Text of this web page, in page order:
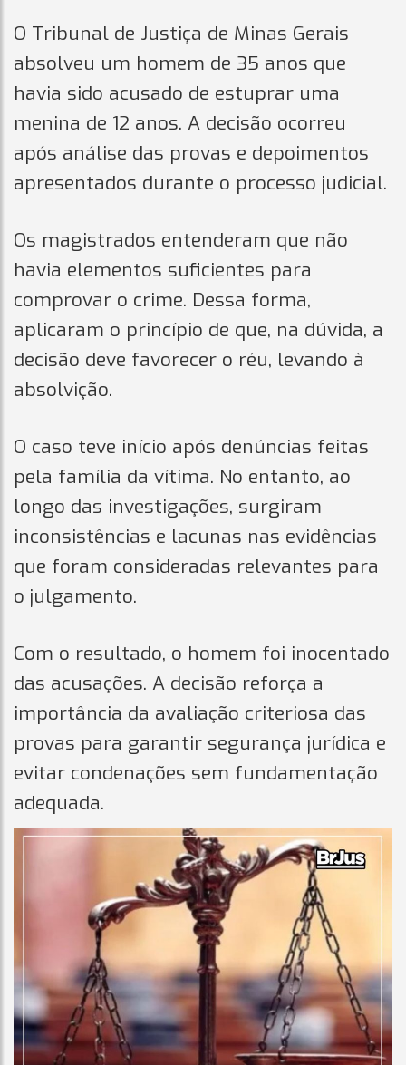
O Tribunal de Justiça de Minas Gerais
absolveu um homem de 35 anos que
havia sido acusado de estuprar uma
menina de 12 anos. A decisão ocorreu
após análise das provas e depoimentos
apresentados durante o processo judicial.
Os magistrados entenderam que não
havia elementos suficientes para
comprovar o crime. Dessa forma,
aplicaram o princípio de que, na dúvida, a
decisão deve favorecer o réu, levando à
absolvição.
O caso teve início após denúncias feitas
pela família da vítima. No entanto, ao
longo das investigações, surgiram
inconsistências e lacunas nas evidências
que foram consideradas relevantes para
o julgamento.
Com o resultado, o homem foi inocentado
das acusações. A decisão reforça a
importância da avaliação criteriosa das
provas para garantir segurança jurídica e
evitar condenações sem fundamentação
adequada.